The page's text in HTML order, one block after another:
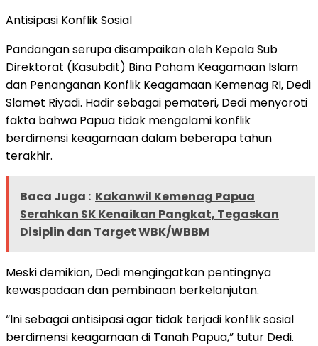
Antisipasi Konflik Sosial
Pandangan serupa disampaikan oleh Kepala Sub
Direktorat (Kasubdit) Bina Paham Keagamaan Islam
dan Penanganan Konflik Keagamaan Kemenag RI, Dedi
Slamet Riyadi. Hadir sebagai pemateri, Dedi menyoroti
fakta bahwa Papua tidak mengalami konflik
berdimensi keagamaan dalam beberapa tahun
terakhir.
Baca Juga : Kakanwil Kemenag Papua
Serahkan SK Kenaikan Pangkat, Tegaskan
Disiplin dan Target WBK/WBBM
Meski demikian, Dedi mengingatkan pentingnya
kewaspadaan dan pembinaan berkelanjutan.
“Ini sebagai antisipasi agar tidak terjadi konflik sosial
berdimensi keagamaan di Tanah Papua,” tutur Dedi.